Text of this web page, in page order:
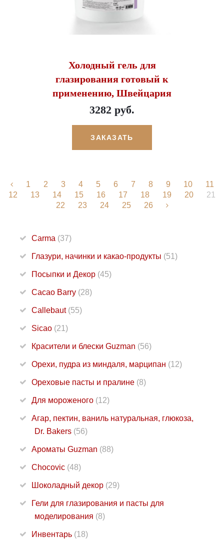
Холодный гель для
глазирования готовый к
применению, Швейцария
3282 руб.
ЗАКАЗАТЬ
1 2 3 4 5 6 7 8 9 10
11
12
13 14 15 16 17 18 19 20
21
22
23 24 25 26
Carma (37)
Глазури, начинки и какао-продукты (51)
Посыпки и Декор (45)
Cacao Barry (28)
Callebaut (55)
Sicao (21)
Красители и блески Guzman (56)
Орехи, пудра из миндаля, марципан (12)
Ореховые пасты и пралине (8)
Для мороженого (12)
Агар, пектин, ваниль натуральная, глюкоза,
Dr. Bakers (56)
Ароматы Guzman (88)
Chocovic (48)
Шоколадный декор (29)
Гели для глазирования и пасты для
моделирования (8)
Инвентарь (18)